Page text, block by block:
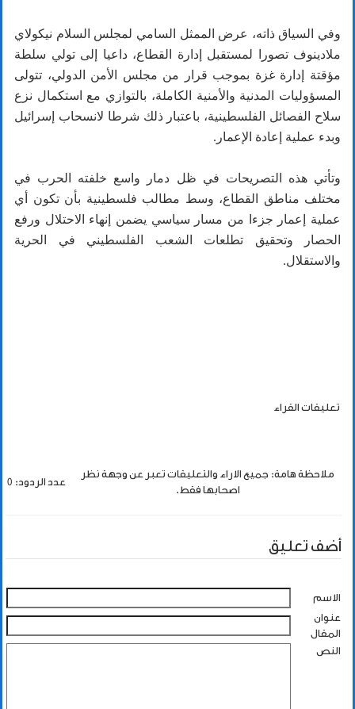
وفي السياق ذاته، عرض الممثل السامي لمجلس السلام نيكولاي
ملادينوف تصورا لمستقبل إدارة القطاع، داعيا إلى تولي سلطة
مؤقتة إدارة غزة بموجب قرار من مجلس الأمن الدولي، تتولى
المسؤوليات المدنية والأمنية الكاملة، بالتوازي مع استكمال نزع
سلاح الفصائل الفلسطينية، باعتبار ذلك شرطا لانسحاب إسرائيل
وبدء عملية إعادة الإعمار.
وتأتي هذه التصريحات في ظل دمار واسع خلفته الحرب في
مختلف مناطق القطاع، وسط مطالب فلسطينية بأن تكون أي
عملية إعمار جزءا من مسار سياسي يضمن إنهاء الاحتلال ورفع
الحصار وتحقيق تطلعات الشعب الفلسطيني في الحرية
والاستقلال.
تعليقات القراء
ملاحظة هامة: جميع الاراء والتعليقات تعبر عن وجهة نظر
اصحابها فقط.
عدد الردود: 0
أضف تعليق
الاسم
عنوان
المقال
النص